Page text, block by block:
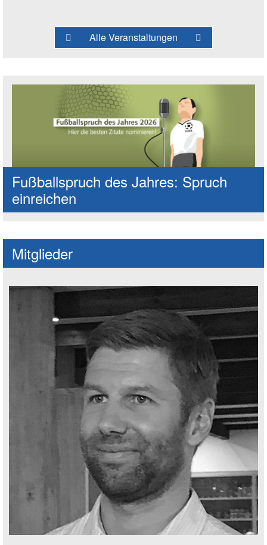
Alle Veranstaltungen
Fußballspruch des Jahres: Spruch
einreichen
Mitglieder